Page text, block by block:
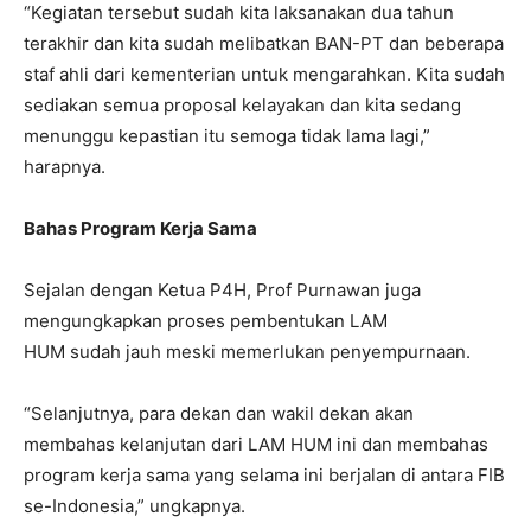
“Kegiatan tersebut sudah kita laksanakan dua tahun
terakhir dan kita sudah melibatkan BAN-PT dan beberapa
staf ahli dari kementerian untuk mengarahkan. Kita sudah
sediakan semua proposal kelayakan dan kita sedang
menunggu kepastian itu semoga tidak lama lagi,”
harapnya.
Bahas Program Kerja Sama
Sejalan dengan Ketua P4H, Prof Purnawan juga
mengungkapkan proses pembentukan LAM
HUM sudah jauh meski memerlukan penyempurnaan.
“Selanjutnya, para dekan dan wakil dekan akan
membahas kelanjutan dari LAM HUM ini dan membahas
program kerja sama yang selama ini berjalan di antara FIB
se-Indonesia,” ungkapnya.